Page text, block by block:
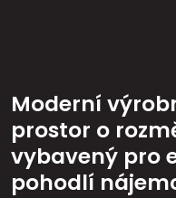
Moderní
prostor o
vybavený pro
pohodlí